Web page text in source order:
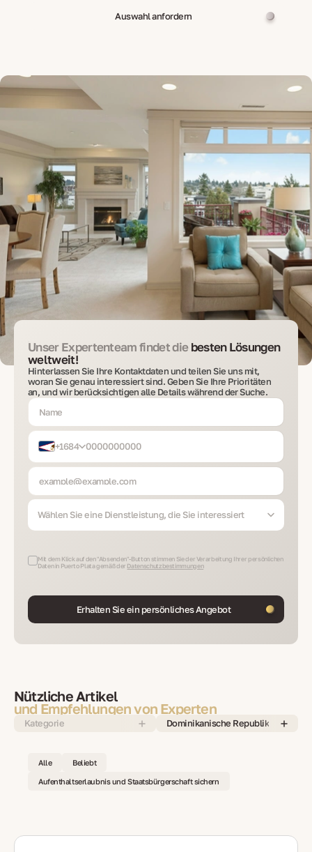
Auswahl anfordern
Unser Expertenteam findet diebesten Lösungen
weltweit!
Hinterlassen Sie Ihre Kontaktdaten und teilen Sie uns mit,
woran Sie genau interessiert sind. Geben Sie Ihre Prioritäten
an, und wir berücksichtigen alle Details während der Suche.
+1684
Wählen Sie eine Dienstleistung, die Sie interessiert
Mit dem Klick auf den "Absenden"-Button stimmen Sie der Verarbeitung Ihrer persönlichen
Daten in Puerto Plata gemäß der Datenschutzbestimmungen
Erhalten Sie ein persönliches Angebot
Nützliche Artikel
und Empfehlungen von Experten
Kategorie Dominikanische Republik
Alle Beliebt
Aufenthaltserlaubnis und Staatsbürgerschaft sichern